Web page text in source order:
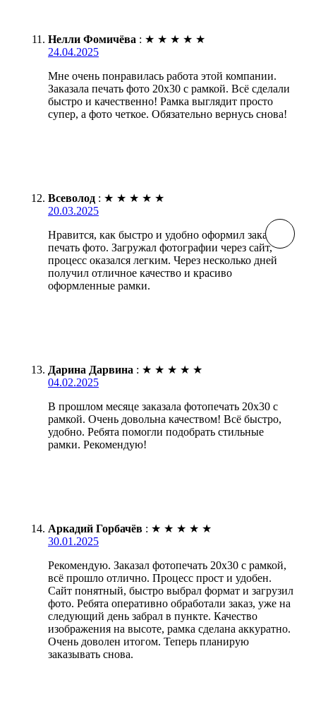
Нелли Фомичёва : ★ ★ ★ ★ ★
24.04.2025
Мне очень понравилась работа этой компании.
Заказала печать фото 20х30 с рамкой. Всё сделали
быстро и качественно! Рамка выглядит просто
супер, а фото четкое. Обязательно вернусь снова!
Всеволод : ★ ★ ★ ★ ★
20.03.2025
Нравится, как быстро и удобно оформил заказ на
печать фото. Загружал фотографии через сайт,
процесс оказался легким. Через несколько дней
получил отличное качество и красиво
оформленные рамки.
Дарина Дарвина : ★ ★ ★ ★ ★
04.02.2025
В прошлом месяце заказала фотопечать 20х30 с
рамкой. Очень довольна качеством! Всё быстро,
удобно. Ребята помогли подобрать стильные
рамки. Рекомендую!
Аркадий Горбачёв : ★ ★ ★ ★ ★
30.01.2025
Рекомендую. Заказал фотопечать 20х30 с рамкой,
всё прошло отлично. Процесс прост и удобен.
Сайт понятный, быстро выбрал формат и загрузил
фото. Ребята оперативно обработали заказ, уже на
следующий день забрал в пункте. Качество
изображения на высоте, рамка сделана аккуратно.
Очень доволен итогом. Теперь планирую
заказывать снова.